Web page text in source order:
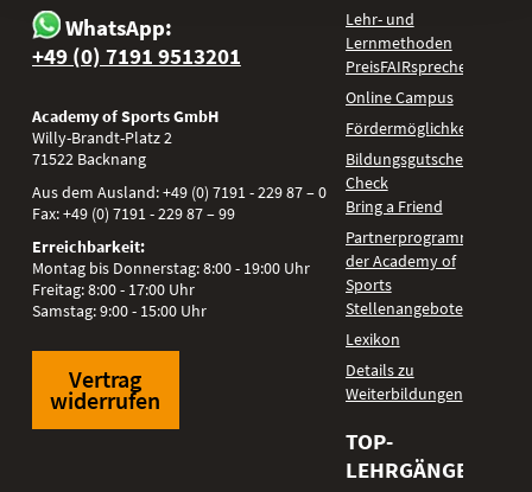
WhatsApp:
+49 (0) 7191 9513201
Academy of Sports GmbH
Willy-Brandt-Platz 2
71522 Backnang
Aus dem Ausland:+49 (0) 7191 - 229 87 – 0
Fax:+49 (0) 7191 - 229 87 – 99
Erreichbarkeit:
Montag bis Donnerstag: 8:00 - 19:00 Uhr
Freitag: 8:00 - 17:00 Uhr
Samstag: 9:00 - 15:00 Uhr
Vertrag
widerrufen
Lehr- und
Lernmethoden
PreisFAIRsprechen
Online Campus
Fördermöglichkeiten
Bildungsgutschein
Check
Bring a Friend
Partnerprogramm
der Academy of
Sports
Stellenangebote
Lexikon
Details zu
Weiterbildungen
TOP-
LEHRGÄNGE